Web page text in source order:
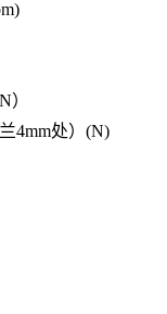
）
4mm处）(N)